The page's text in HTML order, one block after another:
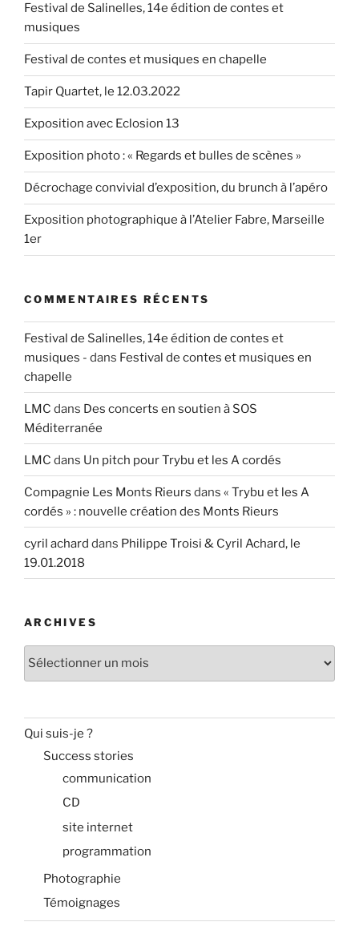
Festival de Salinelles, 14e édition de contes et
musiques
Festival de contes et musiques en chapelle
Tapir Quartet, le 12.03.2022
Exposition avec Eclosion 13
Exposition photo : « Regards et bulles de scènes »
Décrochage convivial d’exposition, du brunch à l’apéro
Exposition photographique à l’Atelier Fabre, Marseille
1er
COMMENTAIRES RÉCENTS
Festival de Salinelles, 14e édition de contes et
musiques - dans Festival de contes et musiques en
chapelle
LMC dans Des concerts en soutien à SOS
Méditerranée
LMC dans Un pitch pour Trybu et les A cordés
Compagnie Les Monts Rieurs dans « Trybu et les A
cordés » : nouvelle création des Monts Rieurs
cyril achard dans Philippe Troisi & Cyril Achard, le
19.01.2018
ARCHIVES
Archives
Qui suis-je ?
Success stories
communication
CD
site internet
programmation
Photographie
Témoignages